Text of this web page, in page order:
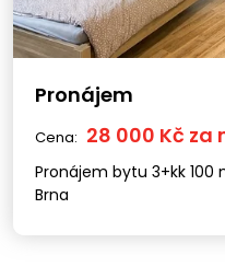
Pronájem
Cena: 28 000 Kč za
Pronájem bytu 3+kk 100
Brna